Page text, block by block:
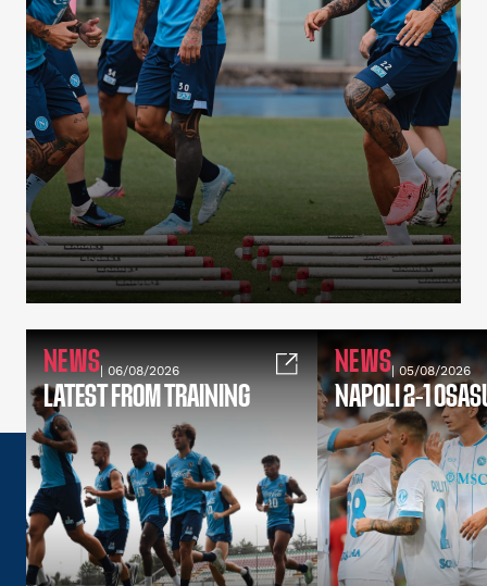
NEWS| 06/08/2026
LATEST FROM TRAINING
NEWS| 05/08/2026
NAPOLI 2-1